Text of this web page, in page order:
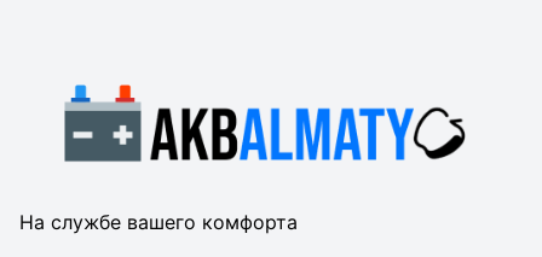
На службе вашего комфорта